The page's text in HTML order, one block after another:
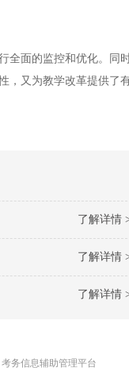
面的监控和优化。同时
，又为教学改革提供了
了解详情
了解详情
了解详情
考务信息辅助管理平台